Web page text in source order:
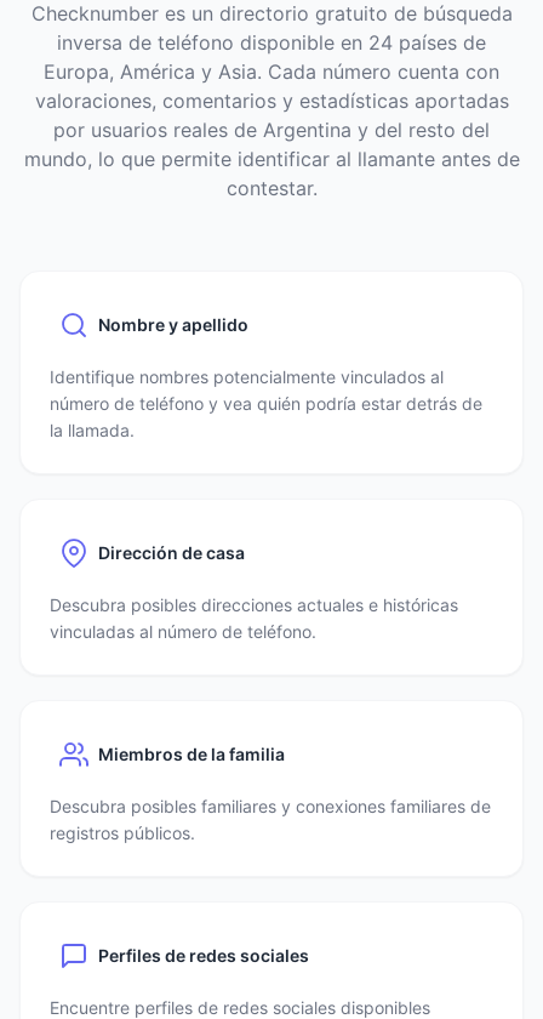
Checknumber es un directorio gratuito de búsqueda
inversa de teléfono disponible en 24 países de
Europa, América y Asia. Cada número cuenta con
valoraciones, comentarios y estadísticas aportadas
por usuarios reales de Argentina y del resto del
mundo, lo que permite identificar al llamante antes de
contestar.
Nombre y apellido
Identifique nombres potencialmente vinculados al
número de teléfono y vea quién podría estar detrás de
la llamada.
Dirección de casa
Descubra posibles direcciones actuales e históricas
vinculadas al número de teléfono.
Miembros de la familia
Descubra posibles familiares y conexiones familiares de
registros públicos.
Perfiles de redes sociales
Encuentre perfiles de redes sociales disponibles